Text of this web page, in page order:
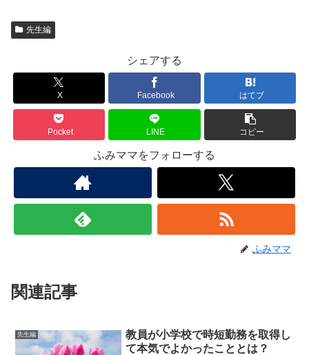
先生編
シェアする
X Facebook はてブ
Pocket LINE コピー
ふみママをフォローする
ふみママ
関連記事
先生編
教員が小学校で時短勤務を取得し
て本気でよかったこととは？